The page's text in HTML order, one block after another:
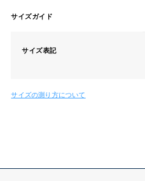
サイズガイド
サイズ表記
サイズの測り方について